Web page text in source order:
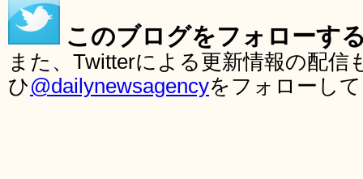
このブログをフォローす
また、Twitterによる更新情報の配
ひ@dailynewsagencyをフォローし